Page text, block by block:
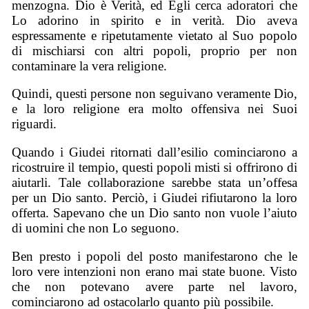
menzogna. Dio è Verità, ed Egli cerca adoratori che
Lo adorino in spirito e in verità. Dio aveva
espressamente e ripetutamente vietato al Suo popolo
di mischiarsi con altri popoli, proprio per non
contaminare la vera religione.
Quindi, questi persone non seguivano veramente Dio,
e la loro religione era molto offensiva nei Suoi
riguardi.
Quando i Giudei ritornati dall’esilio cominciarono a
ricostruire il tempio, questi popoli misti si offrirono di
aiutarli. Tale collaborazione sarebbe stata un’offesa
per un Dio santo. Perciò, i Giudei rifiutarono la loro
offerta. Sapevano che un Dio santo non vuole l’aiuto
di uomini che non Lo seguono.
Ben presto i popoli del posto manifestarono che le
loro vere intenzioni non erano mai state buone. Visto
che non potevano avere parte nel lavoro,
cominciarono ad ostacolarlo quanto più possibile.